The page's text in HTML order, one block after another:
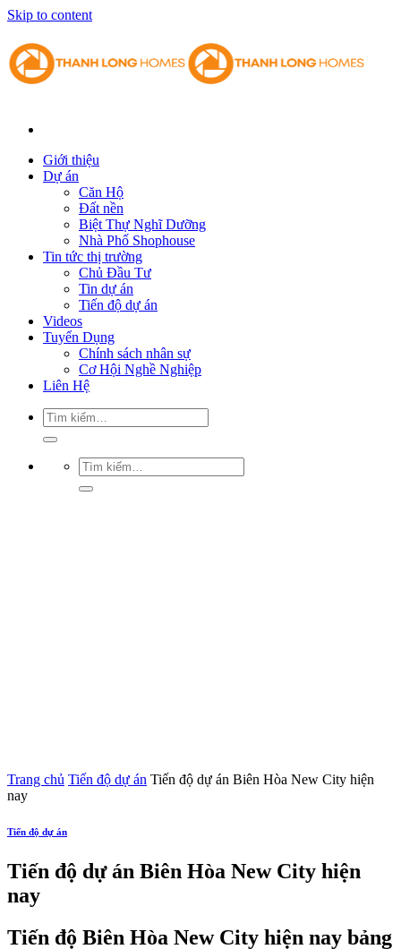
Skip to content
Giới thiệu
Dự án
Căn Hộ
Đất nền
Biệt Thự Nghĩ Dưỡng
Nhà Phố Shophouse
Tin tức thị trường
Chủ Đầu Tư
Tin dự án
Tiến độ dự án
Videos
Tuyển Dụng
Chính sách nhân sự
Cơ Hội Nghề Nghiệp
Liên Hệ
Trang chủ Tiến độ dự án Tiến độ dự án Biên Hòa New City hiện
nay
Tiến độ dự án
Tiến độ dự án Biên Hòa New City hiện
nay
Tiến độ Biên Hòa New City hiện nay bảng